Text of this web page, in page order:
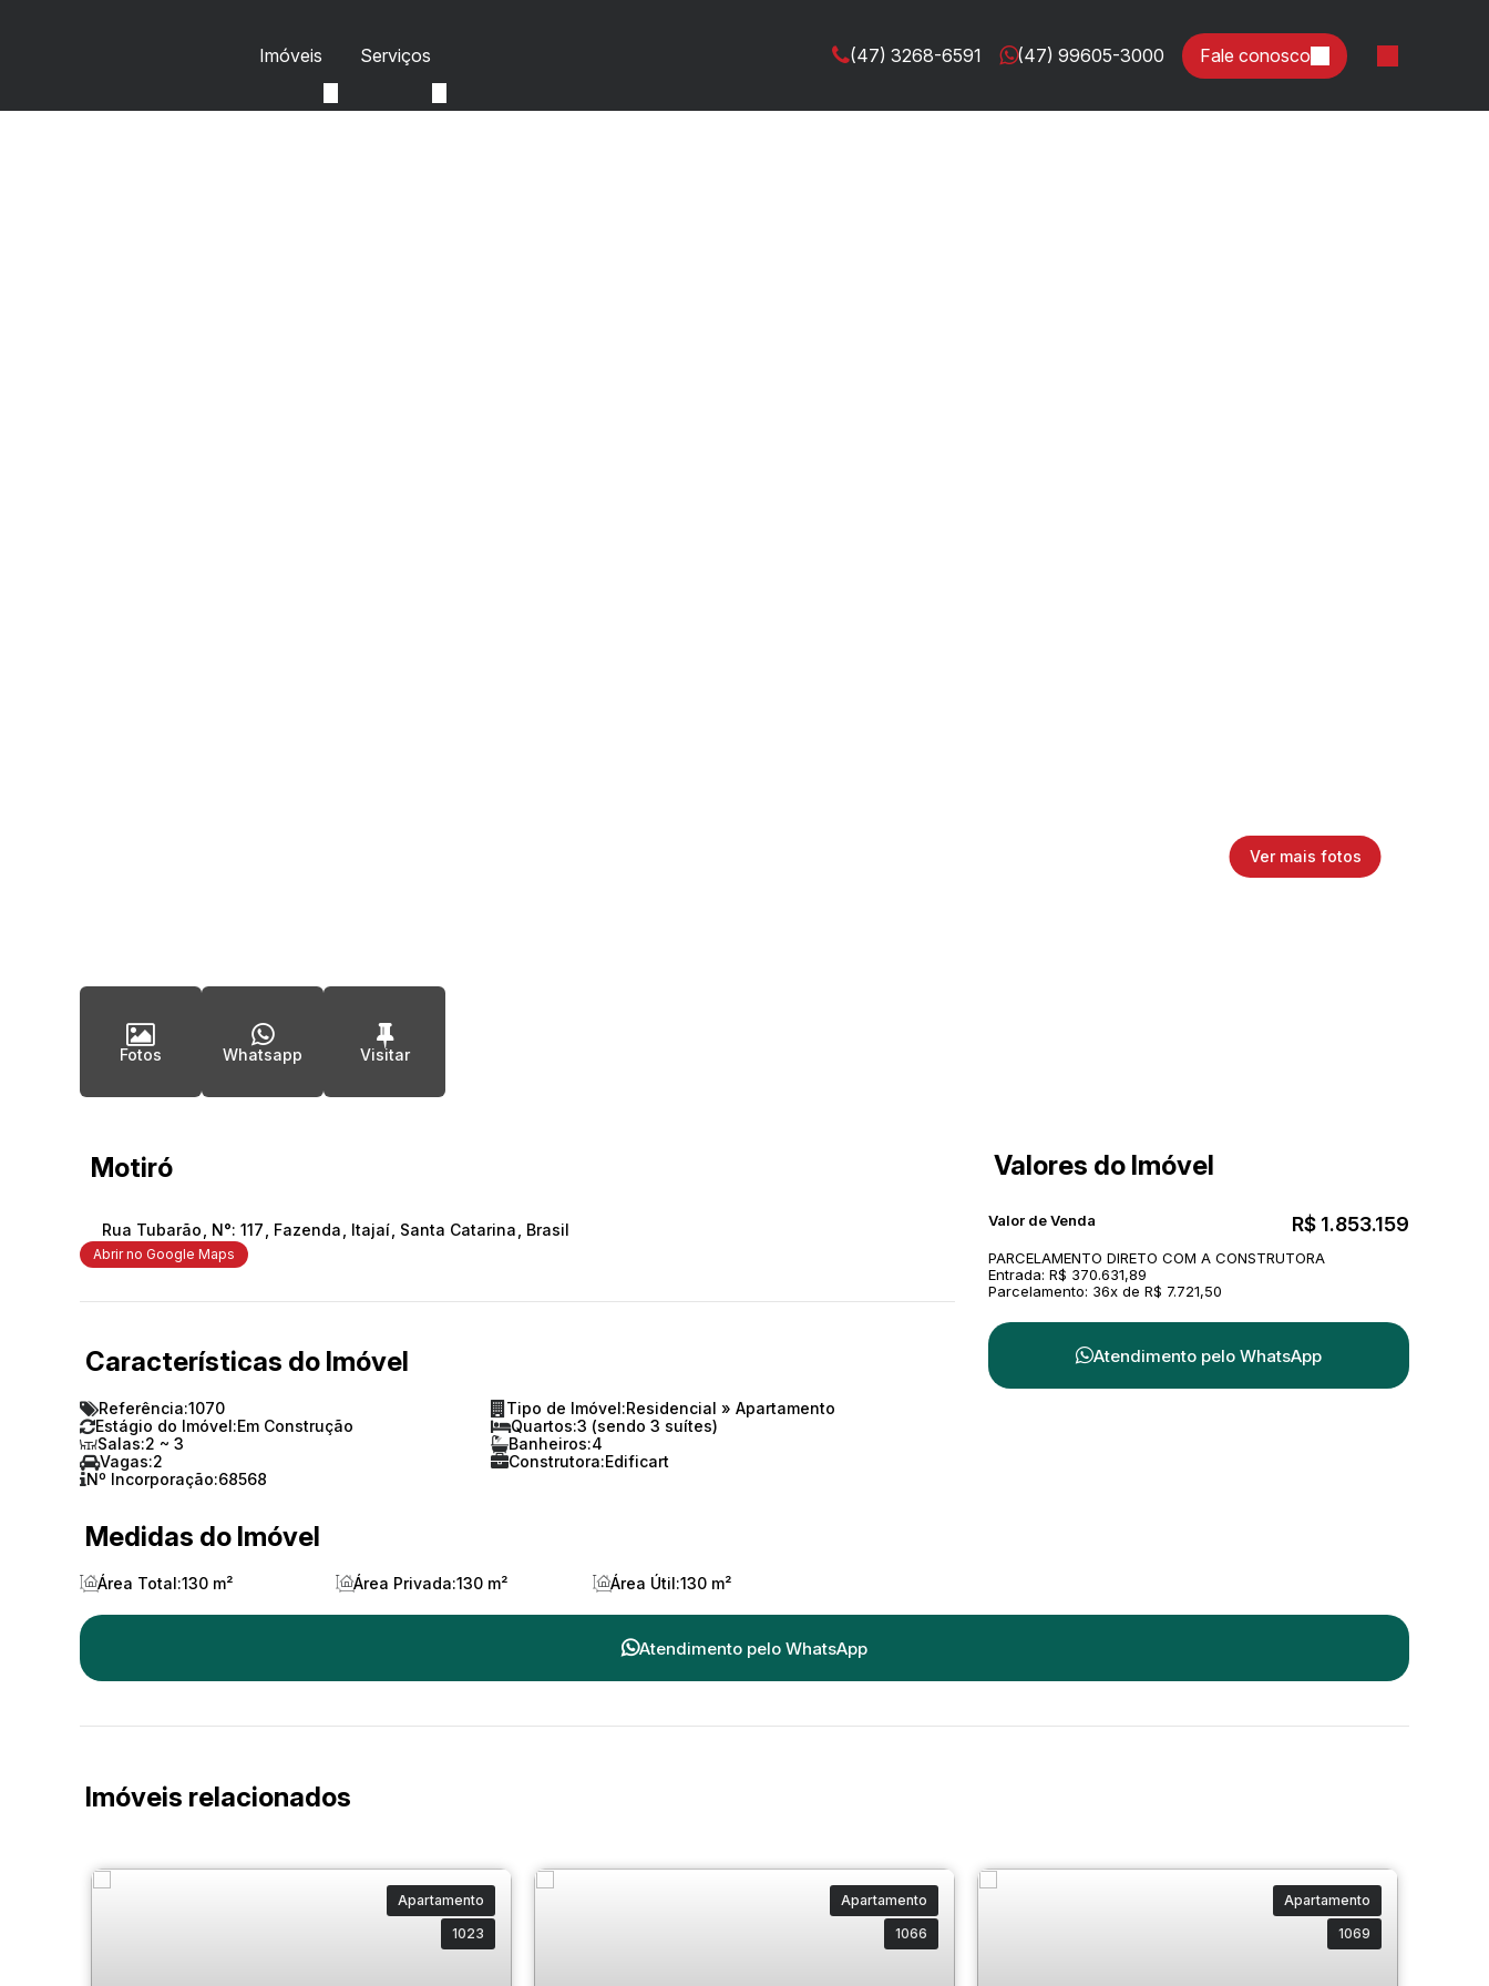
Imóveis Serviços Fale conosco
(47) 3268-6591 (47) 99605-3000
Fotos Whatsapp
Motiró
Rua Tubarão N°: 117 Fazenda Itajaí Santa Catarina Brasil
Abrir no Google Maps
Características do Imóvel
Referência:1070 Tipo de Imóvel:Residencial » Apartamento
Estágio do Imóvel:Em Construção Quartos:3 (sendo 3 suítes)
Salas:2 ~ 3 Banheiros:4
Vagas:2 Construtora:Edificart
Nº Incorporação:68568
Medidas do Imóvel
Área Total:130 m² Área Privada:130 m² Área Útil:130 m²
Valores do Imóvel
R$ 1.853.159
Valor de Venda
PARCELAMENTO DIRETO COM A CONSTRUTORA
Entrada: R$ 370.631,89
Parcelamento: 36x de R$ 7.721,50
Atendimento pelo WhatsApp
Atendimento pelo WhatsApp
Imóveis relacionados
Apartamento
1023
Apartamento
1066
Apartamento
1069